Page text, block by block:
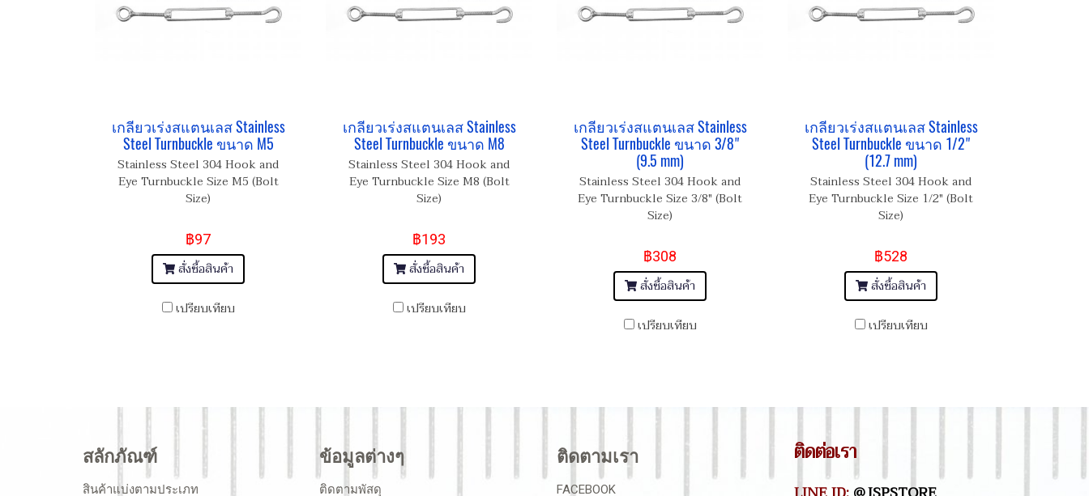
เกลียวเร่งสแตนเลส Stainless
Steel Turnbuckle ขนาด M5
Stainless Steel 304 Hook and
Eye Turnbuckle Size M5 (Bolt
Size)
฿97
สั่งซื้อสินค้า
เปรียบเทียบ
เกลียวเร่งสแตนเลส Stainless
Steel Turnbuckle ขนาด M8
Stainless Steel 304 Hook and
Eye Turnbuckle Size M8 (Bolt
Size)
฿193
สั่งซื้อสินค้า
เปรียบเทียบ
เกลียวเร่งสแตนเลส Stainless
Steel Turnbuckle ขนาด 3/8"
(9.5 mm)
Stainless Steel 304 Hook and
Eye Turnbuckle Size 3/8" (Bolt
Size)
฿308
สั่งซื้อสินค้า
เปรียบเทียบ
เกลียวเร่งสแตนเลส Stainless
Steel Turnbuckle ขนาด 1/2"
(12.7 mm)
Stainless Steel 304 Hook and
Eye Turnbuckle Size 1/2" (Bolt
Size)
฿528
สั่งซื้อสินค้า
เปรียบเทียบ
สลักภัณฑ์
สินค้าแบ่งตามประเภท
ข้อมูลต่างๆ
ติดตามพัสดุ
ติดตามเรา
FACEBOOK
ติดต่อเรา